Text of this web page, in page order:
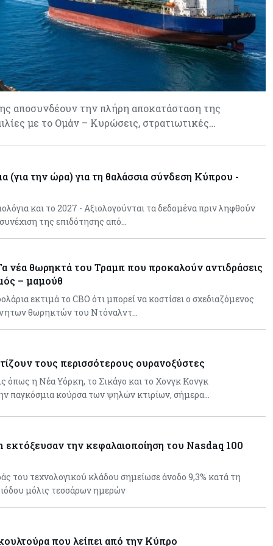
αφήνουν τις αγορές να «παίξουν
μπάλα»
αποσυνδέουν την πλήρη αποκατάσταση της
με το Ομάν – Κυρώσεις, στρατιωτικές…
(για την ώρα) για τη θαλάσσια σύνδεση Κύπρου -
και το 2027 - Αξιολογούνται τα δεδομένα πριν ληφθούν
της επιδότησης από…
νέα θωρηκτά του Τραμπ που προκαλούν αντιδράσεις
– μαμούθ
εκτιμά το CBO ότι μπορεί να κοστίσει ο σχεδιαζόμενος
θωρηκτών του Ντόναλντ…
τους περισσότερους ουρανοξύστες
όπως η Νέα Υόρκη, το Σικάγο και το Χονγκ Κονγκ
παγκόσμια κούρσα των ψηλών κτιρίων, σήμερα…
την κεφαλαιοποίηση του Nasdaq 100
του τεχνολογικού κλάδου σημείωσε άνοδο 9,3% κατά τη
μόλις τεσσάρων ημερών
που λείπει από την Κύπρο